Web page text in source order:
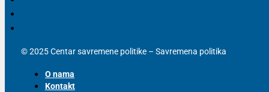
© 2025 Centar savremene politike – Savremena politika
O nama
Kontakt